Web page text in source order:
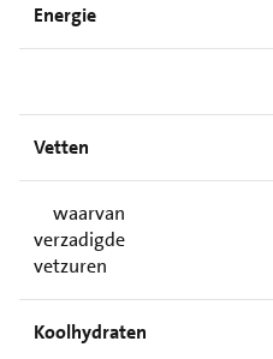
Energie
Vetten
waarvan
verzadigde
vetzuren
Koolhydraten